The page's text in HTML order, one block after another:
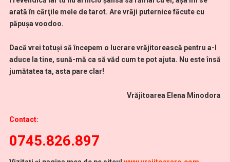
arată în cărţile mele de tarot. Are vrăji puternice făcute cu
păpușa voodoo.
Dacă vrei totuşi să începem o lucrare vrăjitorească pentru a-l
aduce la tine, sună-mă ca să văd cum te pot ajuta. Nu este însă
jumătatea ta, asta pare clar!
Vrăjitoarea Elena Minodora
Contact:
0745.826.897